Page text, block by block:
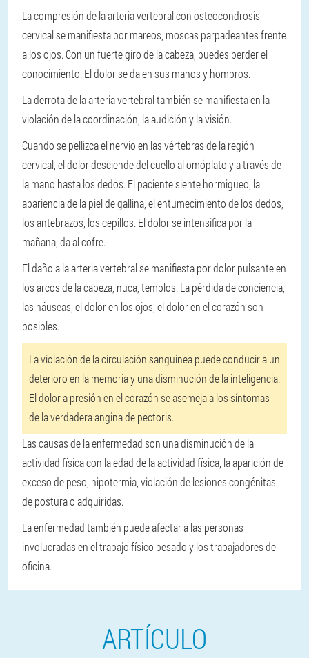
La compresión de la arteria vertebral con osteocondrosis
cervical se manifiesta por mareos, moscas parpadeantes frente
a los ojos. Con un fuerte giro de la cabeza, puedes perder el
conocimiento. El dolor se da en sus manos y hombros.
La derrota de la arteria vertebral también se manifiesta en la
violación de la coordinación, la audición y la visión.
Cuando se pellizca el nervio en las vértebras de la región
cervical, el dolor desciende del cuello al omóplato y a través de
la mano hasta los dedos. El paciente siente hormigueo, la
apariencia de la piel de gallina, el entumecimiento de los dedos,
los antebrazos, los cepillos. El dolor se intensifica por la
mañana, da al cofre.
El daño a la arteria vertebral se manifiesta por dolor pulsante en
los arcos de la cabeza, nuca, templos. La pérdida de conciencia,
las náuseas, el dolor en los ojos, el dolor en el corazón son
posibles.
La violación de la circulación sanguínea puede conducir a un
deterioro en la memoria y una disminución de la inteligencia.
El dolor a presión en el corazón se asemeja a los síntomas
de la verdadera angina de pectoris.
Las causas de la enfermedad son una disminución de la
actividad física con la edad de la actividad física, la aparición de
exceso de peso, hipotermia, violación de lesiones congénitas
de postura o adquiridas.
La enfermedad también puede afectar a las personas
involucradas en el trabajo físico pesado y los trabajadores de
oficina.
ARTÍCULO